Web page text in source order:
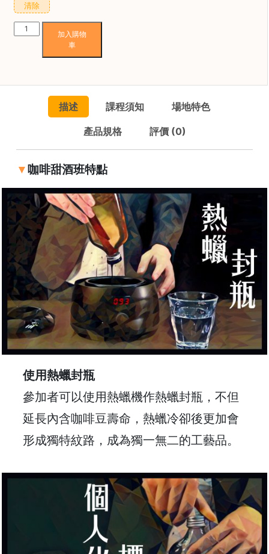
程
門
地
址
：
港
鑽
石
山
五
芳
街
大
清除
HKD1,956.00
加入購物
車
描述 課程須知 場地特色
產品規格 評價 (0)
咖啡甜酒班特點
使用熱蠟封瓶
參加者可以使用熱蠟機作熱蠟封瓶，不但
延長內含咖啡豆壽命，熱蠟冷卻後更加會
形成獨特紋路，成為獨一無二的工藝品。